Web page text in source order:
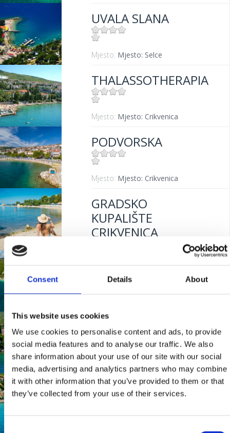
Consent Details About
This website uses cookies
We use cookies to personalise content and ads, to provide
social media features and to analyse our traffic. We also
share information about your use of our site with our social
media, advertising and analytics partners who may combine
it with other information that you’ve provided to them or that
they’ve collected from your use of their services.
Consent
UVALA SLANA
Mjesto: Mjesto: Selce
THALASSOTHERAPIA
Mjesto: Mjesto: Crikvenica
PODVORSKA
Mjesto: Mjesto: Crikvenica
GRADSKO
KUPALIŠTE
CRIKVENICA
VALI
Mjesto:Mjesto: Dramalj
POLAČA